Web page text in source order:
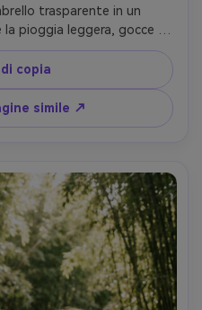
trasparente in un
pioggia leggera, gocce di
di pietra bagnata, luce
GFX100S, obiettivo 80mm,
nitidi, bokeh di sfondo
ultra-realistica-AR 4:5
copia
simile ↗